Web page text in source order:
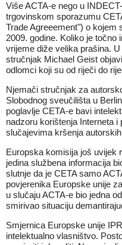
Više ACTA-e nego u
trgovinskom sporazumu
Trade Agreeement") o kojem
2009. godine. Koliko je točno
vrijeme diže velika prašina.
stručnjak Michael Geist
odlomci koji su od riječi do
Njemači stručnjak za
Slobodnog sveučilišta u
poglavlje CETA-e bavi
nadzoru korištenja Interneta
slučajevima kršenja
Europska komisija još uvijek
jedina službena informacija
slutnje da je CETA samo
povjerenika Europske unije
u slučaju ACTA-e bio jedna
smirivao situaciju
Smjernica Europske unije
intelektualno vlasništvo.